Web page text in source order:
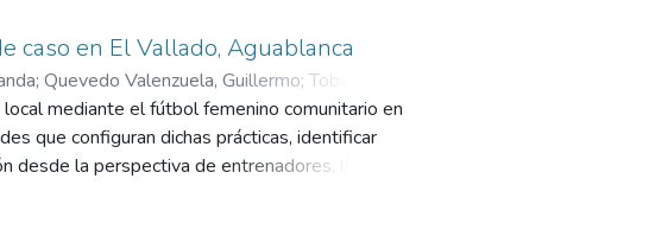
caso en El Vallado, Aguablanca
; Quevedo Valenzuela, Guillermo; Tobar
mediante el fútbol femenino comunitario en
que configuran dichas prácticas, identificar
desde la perspectiva de entrenadores, líderes
un enfoque cualitativo con diseño de